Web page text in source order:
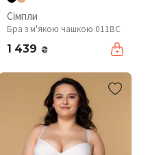
Сімпли
Бра з м'якою чашкою 011BC
1 439 ₴